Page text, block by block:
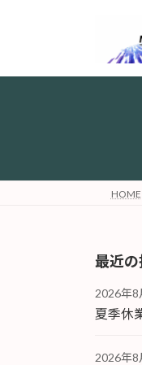
プ
動
HOME
最近の
2026年8
夏季休
2026年8